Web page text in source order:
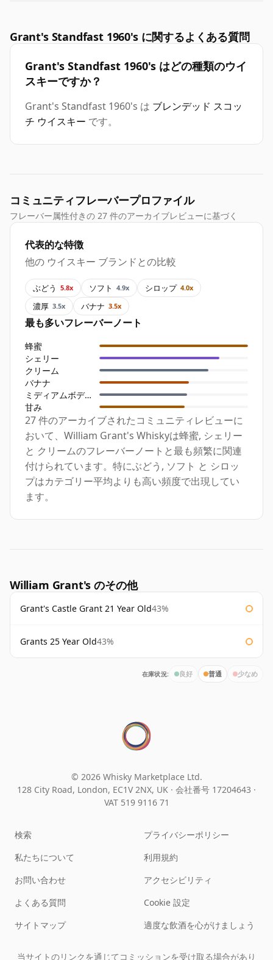
Grant's Standfast 1960's に関するよくある質問
Grant's Standfast 1960's はどの種類のウイ
スキーですか？
Grant's Standfast 1960's は ブレンデッド スコッ
チ ウイスキー です。
コミュニティフレーバープロファイル
フレーバー属性付きの 27 件のアーカイブレビューに基づく
代表的な特徴
他の ウイスキー ブランドとの比較
ぶどう 5.8x ソフト 4.9x シロップ 4.0x
濃厚 3.5x バナナ 3.5x
最も多いフレーバーノート
蜂蜜
シェリー
クリーム
バナナ
ミディアムボディ
甘み
27 件のアーカイブされたコミュニティレビューに
おいて、William Grant's Whiskyは蜂蜜, シェリー
と クリームのフレーバーノートと最も頻繁に関連
付けられています。特にぶどう, ソフト と シロッ
プはカテゴリー平均よりも高い頻度で出現してい
ます。
William Grant's のその他
Grant's Castle Grant 21 Year Old43%
Grants 25 Year Old43%
在庫状況: 良好 普通 少なめ
© 2026 Whisky Marketplace Ltd.
128 City Road, London, EC1V 2NX, UK · 会社番号 17204643 ·
VAT 519 9116 71
検索
私たちについて
お問い合わせ
よくある質問
サイトマップ
プライバシーポリシー
利用規約
アクセシビリティ
Cookie 設定
適度な飲酒を心がけましょう
当サイトのリンクを通じてコミッションを受け取る場合があり